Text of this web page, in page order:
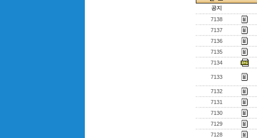
공지
7138
7137
7136
7135
7134
7133
7132
7131
7130
7129
7128